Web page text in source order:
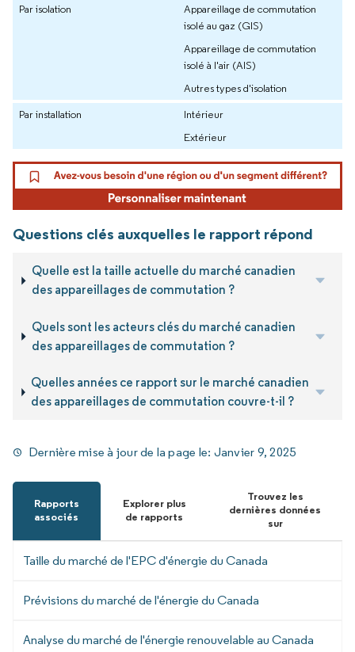
Par isolation
Appareillage de commutation
isolé au gaz (GIS)
Appareillage de commutation
isolé à l'air (AIS)
Autres types d'isolation
Par installation
Intérieur
Extérieur
Questions clés auxquelles le rapport répond
Quelle est la taille actuelle du marché canadien
des appareillages de commutation ?
Quels sont les acteurs clés du marché canadien
des appareillages de commutation ?
Quelles années ce rapport sur le marché canadien
des appareillages de commutation couvre-t-il ?
Dernière mise à jour de la page le: Janvier 9, 2025
Rapports
associés
Explorer plus
de rapports
Trouvez les
dernières données
sur
Taille du marché de l'EPC d'énergie du Canada
Prévisions du marché de l'énergie du Canada
Analyse du marché de l'énergie renouvelable au Canada